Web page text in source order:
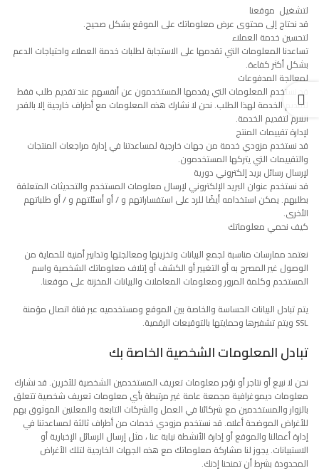
لتشغيل موقعنا
قد نحتاج إلى محتوى عرض معلوماتك على الموقع بشكل صحيح.
لتحسين خدمة العملاء
تساعدنا المعلومات التي تقدمها على الاستجابة لطلبات خدمة العملاء واحتياجات الدعم
بشكل أكثر كفاءة.
لمعالجة المدفوعات
قد نستخدم المعلومات التي يقدمها المستخدمون عن أنفسهم عند تقديم طلب فقط
لتقديم الخدمة لهذا الطلب. نحن لا نشارك هذه المعلومات مع أطراف خارجية إلا بالقدر
اللازم لتقديم الخدمة.
لإدارة تقييمات المنتج
قد نستخدم مزودي خدمة من جهات خارجية لمساعدتنا في إدارة مراجعات المنتجات
والتقييمات التي يتركها المستخدمون.
لإرسال رسائل بريد إلكتروني دورية
قد نستخدم عنوان البريد الإلكتروني لإرسال معلومات المستخدم والتحديثات المتعلقة
بطلبهم. يمكن استخدامه أيضًا للرد على استفساراتهم و / أو أسئلتهم و / أو طلباتهم
الأخرى.
كيف نحمي معلوماتك
نعتمد ممارسات مناسبة لجمع البيانات وتخزينها ومعالجتها وتدابير أمنية للحماية من
الوصول غير المصرح به أو التغيير أو الكشف أو إتلاف معلوماتك الشخصية واسم
المستخدم وكلمة المرور ومعلومات المعاملات والبيانات المخزنة على موقعنا.
يتم تبادل البيانات الحساسة والخاصة بين الموقع ومستخدميه عبر قناة اتصال مؤمنة
SSL ويتم تشفيرها وحمايتها بالتوقيعات الرقمية.
تبادل المعلومات الشخصية الخاصة بك
نحن لا نبيع أو نتاجر أو نؤجر معلومات تعريف المستخدمين الشخصية للآخرين. قد نشارك
معلومات ديموغرافية مجمعة عامة غير مرتبطة بأي معلومات تعريف شخصية تتعلق
بالزوار والمستخدمين مع شركائنا في العمل والشركات التابعة والمعلنين الموثوق بهم
للأغراض الموضحة أعلاه. قد نستخدم مزودي خدمات من أطراف ثالثة لمساعدتنا في
إدارة أعمالنا والموقع أو إدارة الأنشطة نيابة عنا ، مثل إرسال الرسائل الإخبارية أو
الاستبيانات. يجوز لنا مشاركة معلوماتك مع هذه الجهات الخارجية لتلك الأغراض
المحدودة بشرط أن تمنحنا إذنك.